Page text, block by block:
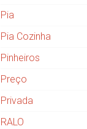
Pia
Pia Cozinha
Pinheiros
Preço
Privada
RALO